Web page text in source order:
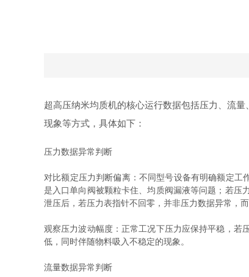
超高压纳米均质机的核心运行数据包括压力、流
现象等方式，具体如下：
压力数据异常判断
对比额定压力判断偏离：不同型号设备有明确额定
是入口单向阀被颗粒卡住、均质阀漏液等问题；若压
泄压后，若压力表指针不回零，并非压力数据异常，
观察压力波动幅度：正常工况下压力应保持平稳，若
低，同时伴随物料吸入不稳定的现象。
流量数据异常判断